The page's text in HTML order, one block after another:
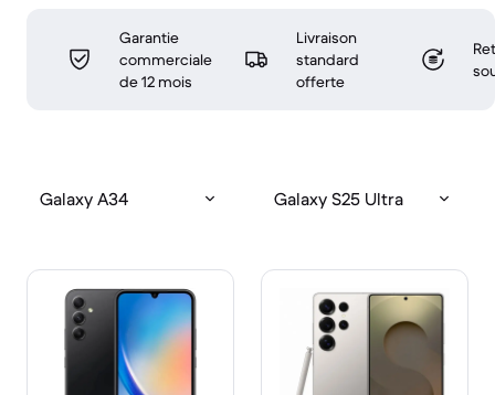
Garantie
commerciale
de 12 mois
Livraison
standard
offerte
Galaxy A34 Galaxy S25 Ultra